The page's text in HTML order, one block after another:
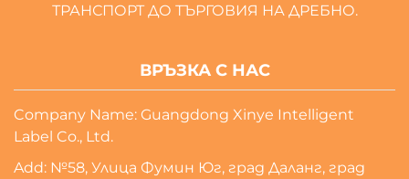
ТРАНСПОРТ ДО ТЪРГОВИЯ НА ДРЕБНО.
ВРЪЗКА С НАС
Company Name: Guangdong Xinye Intelligent
Label Co., Ltd.
Add: №58, Улица Фумин Юг, град Даланг, град